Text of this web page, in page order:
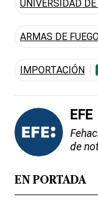
UNIVERSIDAD
ARMAS DE
IMPORTACIÓN
EFE
de
EN PORTADA